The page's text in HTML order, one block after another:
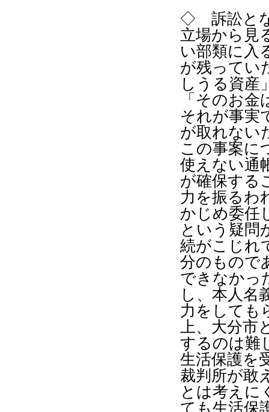
◇ 訴訟とな
立場から見
い部類に入
が残ってい
しうる資産
「そのお
それが事実
が取れない
この事案に
使えない通
が確保する
力を振るわ
かじめ委任
という疑問
続がこじれ
分のもので
できなかっ
し、本人名
力をしても
上、大分
するのは難
生活保護を
裁判所が敢
とは考えに
ても生活保